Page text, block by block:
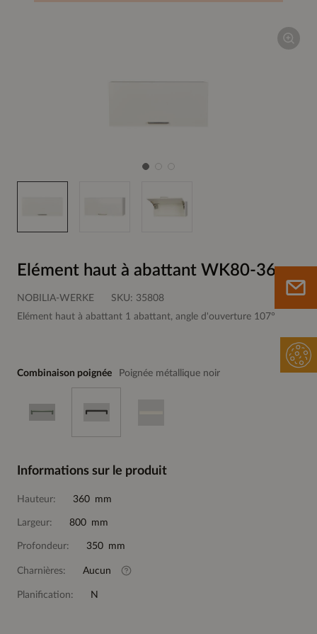
Elément haut à abattant WK80-36
NOBILIA-WERKE SKU: 35808
Elément haut à abattant 1 abattant, angle d'ouverture 107°
Combinaison poignée Poignée métallique noir
Informations sur le produit
Hauteur: 360 mm
Largeur: 800 mm
Profondeur: 350 mm
Charnières: Aucun
Planification: N